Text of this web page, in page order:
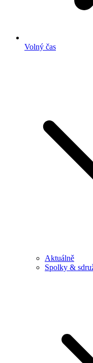
Volný čas
Aktuálně
Spolky &